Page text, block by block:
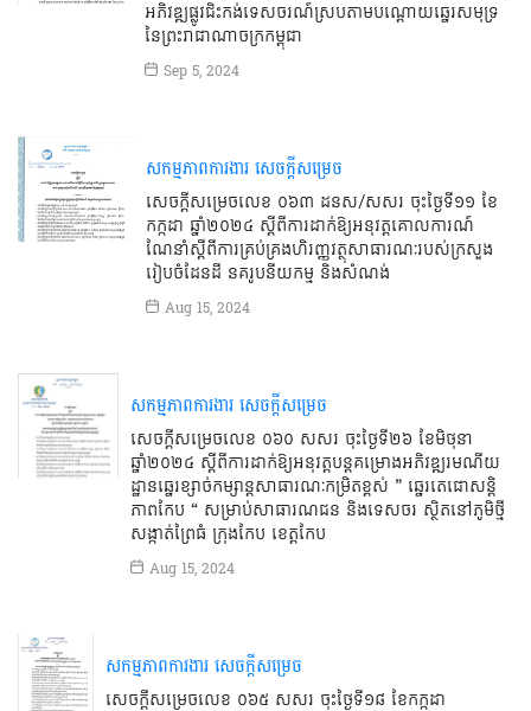
អភិវឌ្ឍផ្លូវជិះកង់ទេសចរណ៍ស្របតាមបណ្ដោយឆ្នេរសមុទ្រ
នៃព្រះរាជាណាចក្រកម្ពុជា
Sep 5, 2024
សកម្មភាពការងារសេចក្តីសម្រេច
សេចក្ដីសម្រេចលេខ ០៦៣ ដនស/សសរ ចុះថ្ងៃទី១១ ខែ
កក្កដា ឆ្នាំ២០២៤ ស្ដីពីការដាក់ឱ្យអនុវត្តគោលការណ៍
ណែនាំស្ដីពីការគ្រប់គ្រងហិរញ្ញវត្ថុសាធារណៈរបស់ក្រសួង
រៀបចំដែនដី នគរូបនីយកម្ម និងសំណង់
Aug 15, 2024
សកម្មភាពការងារសេចក្តីសម្រេច
សេចក្ដីសម្រេចលេខ ០៦០ សសរ ចុះថ្ងៃទី២៦ ខែមិថុនា
ឆ្នាំ២០២៤ ស្ដីពីការដាក់ឱ្យអនុវត្តបន្តគម្រោងអភិវឌ្ឍរមណីយ
ដ្ឋានឆ្នេរខ្សាច់កម្សាន្តសាធារណៈកម្រិតខ្ពស់​ ” ឆ្នេរតេជោសន្តិ
ភាពកែប​ “​ សម្រាប់សាធារណជន​ និងទេសចរ ស្ថិតនៅភូមិថ្មី​
សង្កាត់ព្រៃធំ​ ក្រុងកែប​ ខេត្តកែប​
Aug 15, 2024
សកម្មភាពការងារសេចក្តីសម្រេច
សេចក្ដីសម្រេចលេខ ០៦៥ សសរ ចុះថ្ងៃទី១៨ ខែកក្កដា